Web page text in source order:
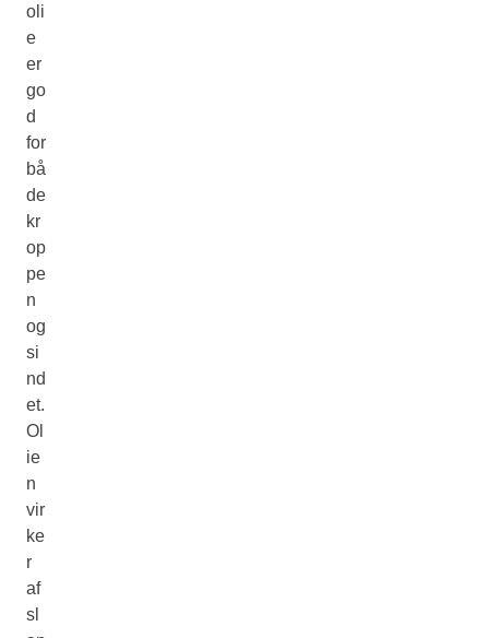
oli
e
er
go
d
for
bå
de
kr
op
pe
n
og
si
nd
et.
Ol
ie
n
vir
ke
r
af
sl